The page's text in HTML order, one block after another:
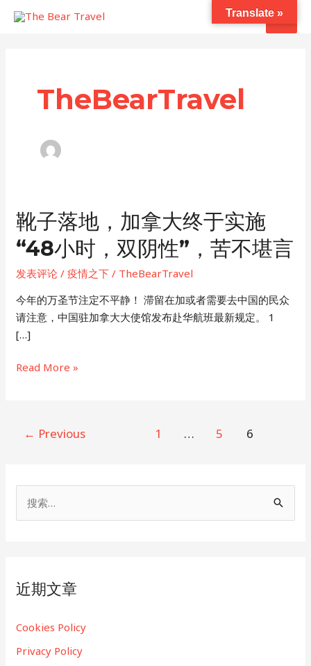
主
TheBearTravel
靴子落地，加拿大终于实施
“48小时，双阴性”，苦不堪言
发表评论 /疫情之下 / TheBearTravel
今年的万圣节注定不平静！ 滞留在加或者需要去中国的民众
请注意，中国驻加拿大大使馆发布赴华航班最新规定。 1
[…]
靴
加
终
实
时，
阴
性”，
Read More »
← Previous 1 … 5 6
近期文章
Cookies Policy
Privacy Policy
Translate »